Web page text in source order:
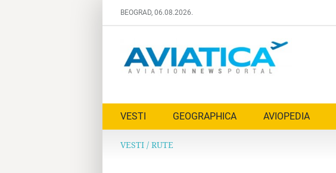
BEOGRAD, 06.08.2026.
VESTI GEOGRAPHICA AVIOPEDIA
VESTI/ RUTE